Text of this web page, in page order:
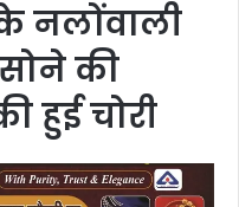
के नलोंवाली
की
हुई चोरी